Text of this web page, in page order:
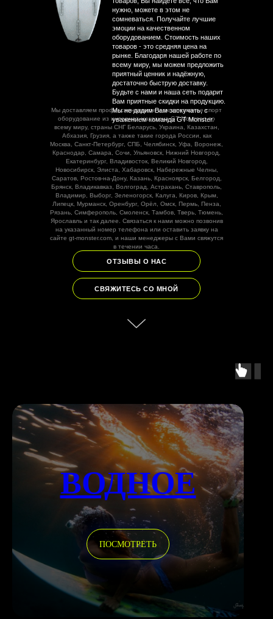
Мы доставляем профессиональное и эксклюзивное спорт
оборудование из интернет магазина GT Монстер по
всему миру, страны СНГ Беларусь, Украина, Казахстан,
Абхазия, Грузия, а также такие города России, как
Москва, Санкт-Петербург, СПБ, Челябинск, Уфа, Воронеж,
Краснодар, Самара, Сочи, Ульяновск, Нижний Новгород,
Екатеринбург, Владивосток, Великий Новгород,
Новосибирск, Элиста, Хабаровск, Набережные Челны,
Саратов, Ростов-на-Дону, Казань, Красноярск, Белгород,
Брянск, Владикавказ, Волгоград, Астрахань, Ставрополь,
Владимир, Выборг, Зеленогорск, Калуга, Киров, Крым,
Липецк, Мурманск, Оренбург, Орёл, Омск, Пермь, Пенза,
Рязань, Симферополь, Смоленск, Тамбов, Тверь, Тюмень,
Ярославль и так далее. Связаться к нами можно позвонив
на указанный номер телефона или оставить заявку на
сайте gt-monster.com, и наши менеджеры с Вами свяжутся
в течении часа.
нужно, можете в этом не
сомневаться. Получайте лучшие
эмоции на качественном
оборудованием. Стоимость наших
товаров - это средняя цена на
рынке. Благодаря нашей работе по
всему миру, мы можем предложить
приятный ценник и надёжную,
достаточно быструю доставку.
Будьте с нами и наша сеть подарит
Вам приятные скидки на продукцию.
Мы не дадим Вам заскучать, с
уважением команда GT Monster.
ОТЗЫВЫ О НАС
СВЯЖИТЕСЬ СО МНОЙ
ВОДНОЕ
ПОСМОТРЕТЬ